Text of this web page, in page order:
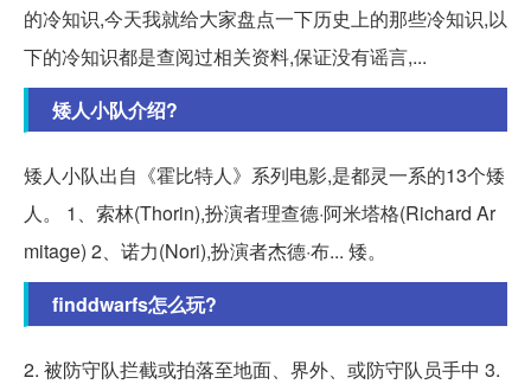
的冷知识,今天我就给大家盘点一下历史上的那些冷知识,以
下的冷知识都是查阅过相关资料,保证没有谣言,...
矮人小队介绍?
矮人小队出自《霍比特人》系列电影,是都灵一系的13个矮
人。 1、索林(Thorin),扮演者理查德·阿米塔格(Richard Ar
mitage) 2、诺力(Nori),扮演者杰德·布... 矮。
finddwarfs怎么玩?
2. 被防守队拦截或拍落至地面、界外、或防守队员手中 3.